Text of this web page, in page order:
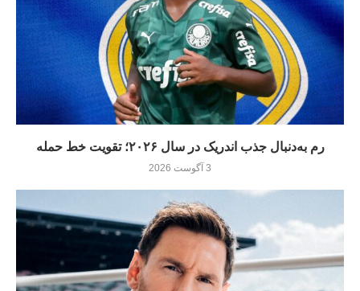
رم به‌دنبال جذب اندریک در سال ۲۰۲۶؛ تقویت خط حمله
3 آگوست 2026